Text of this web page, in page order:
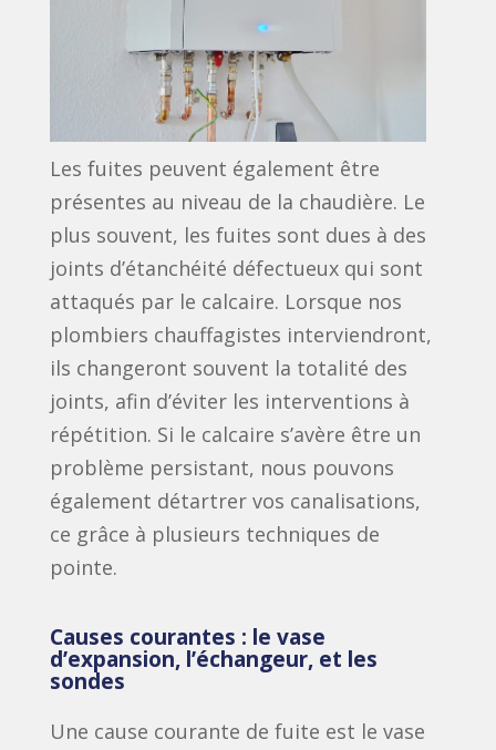
Les fuites peuvent également être
présentes au niveau de la chaudière. Le
plus souvent, les fuites sont dues à des
joints d’étanchéité défectueux qui sont
attaqués par le calcaire. Lorsque nos
plombiers chauffagistes interviendront,
ils changeront souvent la totalité des
joints, afin d’éviter les interventions à
répétition. Si le calcaire s’avère être un
problème persistant, nous pouvons
également détartrer vos canalisations,
ce grâce à plusieurs techniques de
pointe.
Causes courantes : le vase
d’expansion, l’échangeur, et les
sondes
Une cause courante de fuite est le vase